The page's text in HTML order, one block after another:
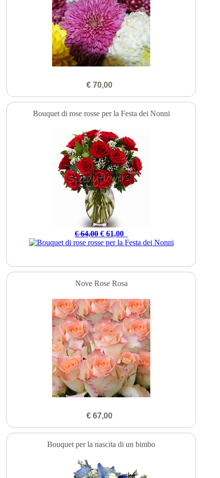
€ 70,00
Bouquet di rose rosse per la Festa dei Nonni
€ 64,00 € 61,00
Nove Rose Rosa
€ 67,00
Bouquet per la nascita di un bimbo